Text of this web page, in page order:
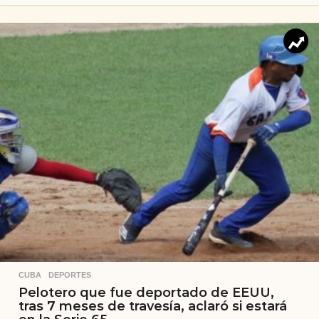
CUBA ,DEPORTES
Pelotero que fue deportado de EEUU,
tras 7 meses de travesía, aclaró si estará